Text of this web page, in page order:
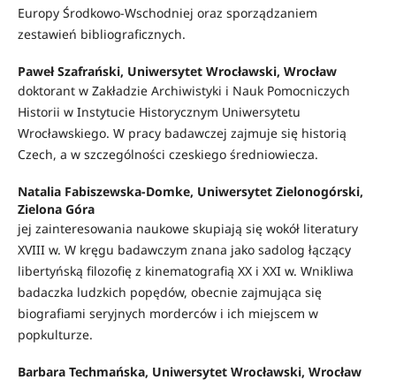
Europy Środkowo-Wschodniej oraz sporządzaniem
zestawień bibliograficznych.
Paweł Szafrański, Uniwersytet Wrocławski, Wrocław
doktorant w Zakładzie Archiwistyki i Nauk Pomocniczych
Historii w Instytucie Historycznym Uniwersytetu
Wrocławskiego. W pracy badawczej zajmuje się historią
Czech, a w szczególności czeskiego średniowiecza.
Natalia Fabiszewska-Domke, Uniwersytet Zielonogórski,
Zielona Góra
jej zainteresowania naukowe skupiają się wokół literatury
XVIII w. W kręgu badawczym znana jako sadolog łączący
libertyńską filozofię z kinematografią XX i XXI w. Wnikliwa
badaczka ludzkich popędów, obecnie zajmująca się
biografiami seryjnych morderców i ich miejscem w
popkulturze.
Barbara Techmańska, Uniwersytet Wrocławski, Wrocław